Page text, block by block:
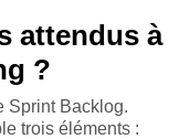
attendus à
?
Sprint Backlog.
trois éléments :